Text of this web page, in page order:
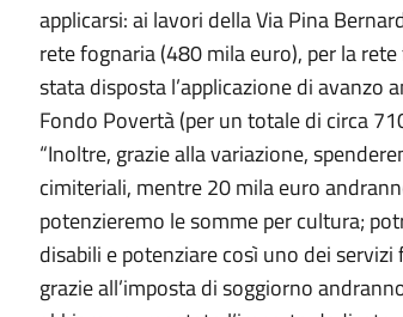
applicarsi: ai lavori della Via Pina
rete fognaria (480 mila euro), per la
stata disposta l’applicazione di avanzo
Fondo Povertà (per un totale di circa
“Inoltre, grazie alla variazione,
cimiteriali, mentre 20 mila euro
potenzieremo le somme per cultura;
disabili e potenziare così uno dei
grazie all’imposta di soggiorno